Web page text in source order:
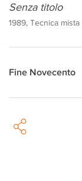
Senza titolo
1989, Tecnica
Fine Novecento